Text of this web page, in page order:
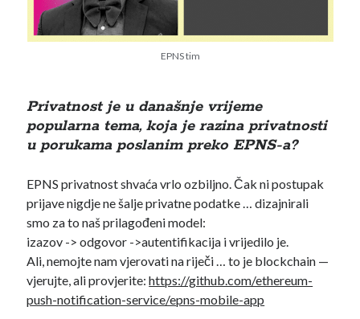
EPNS tim
Privatnost je u današnje vrijeme
popularna tema, koja je razina privatnosti
u porukama poslanim preko EPNS-a?
EPNS privatnost shvaća vrlo ozbiljno. Čak ni postupak
prijave nigdje ne šalje privatne podatke … dizajnirali
smo za to naš prilagođeni model:
izazov -> odgovor ->autentifikacija i vrijedilo je.
Ali, nemojte nam vjerovati na riječi … to je blockchain —
vjerujte, ali provjerite:https://github.com/ethereum-
push-notification-service/epns-mobile-app